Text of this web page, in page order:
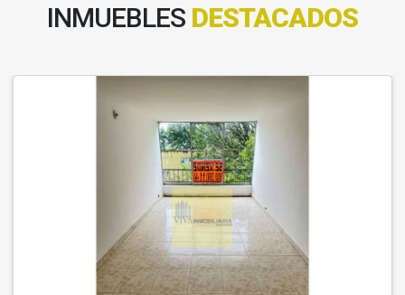
INMUEBLES DESTACADOS